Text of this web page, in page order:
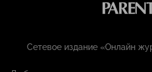
Сетевое издание «Онлайн